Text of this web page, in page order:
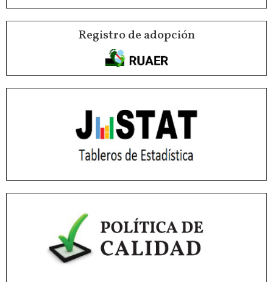
Registro de adopción